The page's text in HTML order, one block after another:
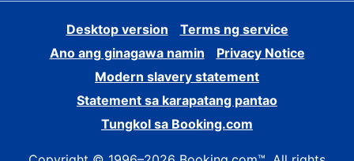
Desktop version
Terms ng service
Ano ang ginagawa namin
Privacy Notice
Modern slavery statement
Statement sa karapatang pantao
Tungkol sa Booking.com